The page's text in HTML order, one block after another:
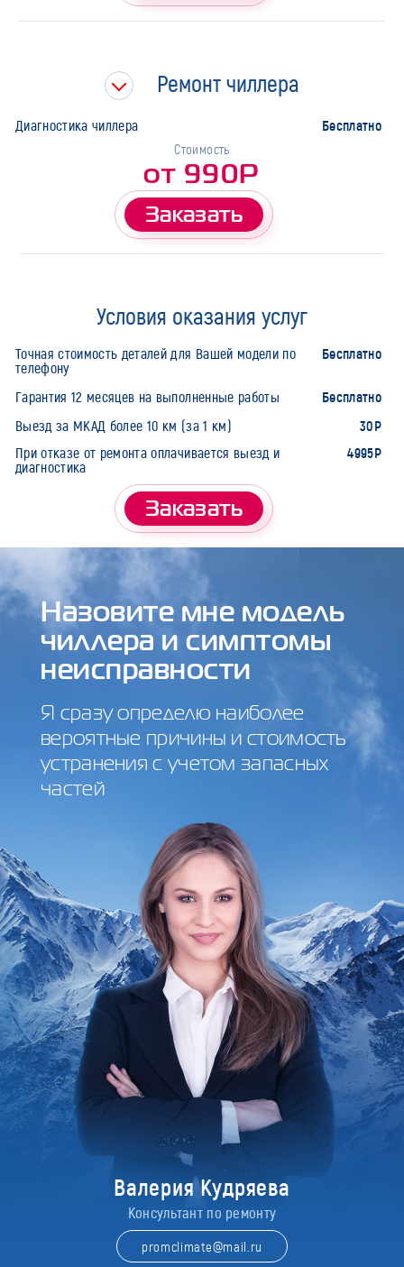
Ремонт чиллера
Диагностика чиллера Бесплатно
Стоимость
от 990Р
Заказать
Условия оказания услуг
Точная стоимость деталей для Вашей модели по
телефону
Бесплатно
Гарантия 12 месяцев на выполненные работы Бесплатно
Выезд за МКАД более 10 км (за 1 км) 30Р
При отказе от ремонта оплачивается выезд и
диагностика
4995Р
Заказать
Назовите мне модель
чиллера и симптомы
неисправности
Я сразу определю наиболее
вероятные причины и стоимость
устранения с учетом запасных
частей
Валерия Кудряева
Консультант по ремонту
promclimate@mail.ru